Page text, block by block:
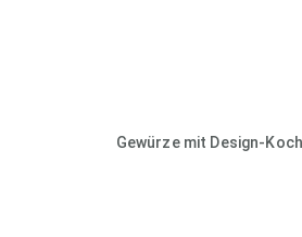
Gewürze mit Design-